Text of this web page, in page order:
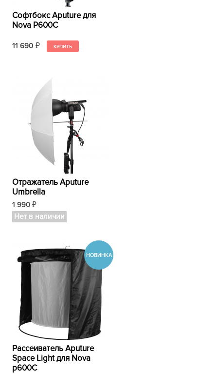
Софтбокс Aputure для
Nova P600C
11 690 ₽
Отражатель Aputure
Umbrella
1 990 ₽
Нет в наличии
Рассеиватель Aputure
Space Light для Nova
p600C